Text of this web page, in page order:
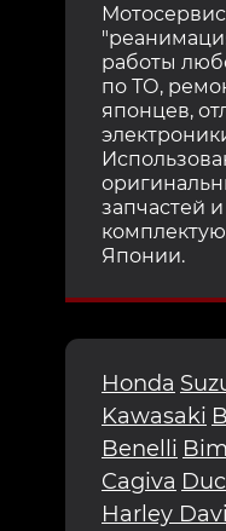
работы
по ТО,
японцев,
запчастей и
Японии.
Honda
Kawasaki
Benelli
Cagiva
Harley